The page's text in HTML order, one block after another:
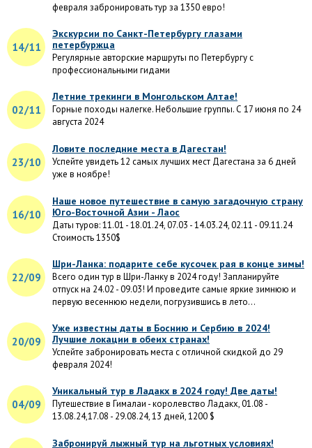
февраля забронировать тур за 1350 евро!
14/11
Экскурсии по Санкт-Петербургу глазами
петербуржца
Регулярные авторские маршруты по Петербургу с
профессиональными гидами
02/11
Летние трекинги в Монгольском Алтае!
Горные походы налегке. Небольшие группы. С 17 июня по 24
августа 2024
23/10
Ловите последние места в Дагестан!
Успейте увидеть 12 самых лучших мест Дагестана за 6 дней
уже в ноябре!
16/10
Наше новое путешествие в самую загадочную страну
Юго-Восточной Азии - Лаос
Даты туров: 11.01 - 18.01.24, 07.03 - 14.03.24, 02.11 - 09.11.24
Стоимость 1350$
22/09
Шри-Ланка: подарите себе кусочек рая в конце зимы!
Всего один тур в Шри-Ланку в 2024 году! Запланируйте
отпуск на 24.02 - 09.03! И проведите самые яркие зимнюю и
первую весеннюю недели, погрузившись в лето...
20/09
Уже известны даты в Боснию и Сербию в 2024!
Лучшие локации в обеих странах!
Успейте забронировать места с отличной скидкой до 29
февраля 2024!
04/09
Уникальный тур в Ладакх в 2024 году! Две даты!
Путешествие в Гималаи - королевство Ладакх, 01.08 -
13.08.24,17.08 - 29.08.24, 13 дней, 1200 $
Забронируй лыжный тур на льготных условиях!